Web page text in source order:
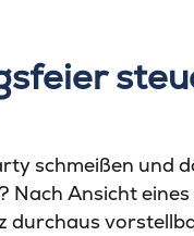
schmeißen und
Nach Ansicht
durchaus